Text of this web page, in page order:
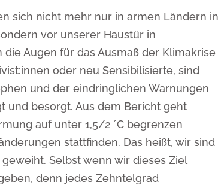
sich nicht mehr nur in armen Ländern in
vor unserer Haustür in
Augen für das Ausmaß der Klimakrise
oder neu Sensibilisierte, sind
und der eindringlichen Warnungen
und besorgt. Aus dem Bericht geht
auf unter 1,5/2 °C begrenzen
stattfinden. Das heißt, wir sind
Selbst wenn wir dieses Ziel
denn jedes Zehntelgrad